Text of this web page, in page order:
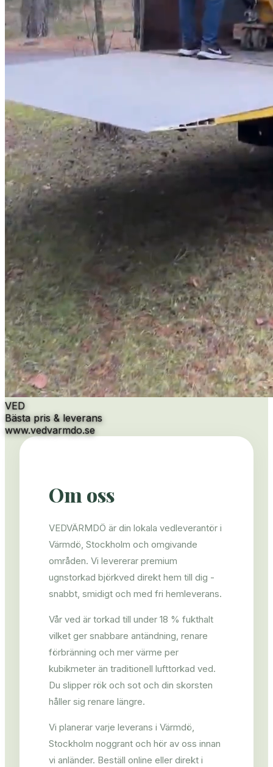
VED
Bästa pris & leverans
www.vedvarmdo.se
Om oss
VEDVÄRMDÖ är din lokala vedleverantör i
Värmdö, Stockholm och omgivande
områden. Vi levererar premium
ugnstorkad björkved direkt hem till dig -
snabbt, smidigt och med fri hemleverans.
Vår ved är torkad till under 18 % fukthalt
vilket ger snabbare antändning, renare
förbränning och mer värme per
kubikmeter än traditionell lufttorkad ved.
Du slipper rök och sot och din skorsten
håller sig renare längre.
Vi planerar varje leverans i Värmdö,
Stockholm noggrant och hör av oss innan
vi anländer. Beställ online eller direkt i